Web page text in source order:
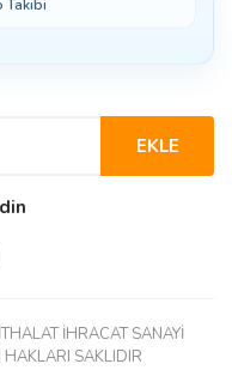
Takibi
EKLE
İHRACAT SANAYİ
HAKLARI SAKLIDIR